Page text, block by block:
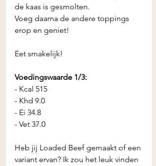
de kaas is gesmolten.
Voeg daarna de andere toppings
erop en geniet!
Eet smakelijk!
Voedingswaarde 1/3:
- Kcal 515
- Khd 9.0
- Ei 34.8
- Vet 37.0
Heb jij Loaded Beef gemaakt of een
variant ervan? Ik zou het leuk vinden